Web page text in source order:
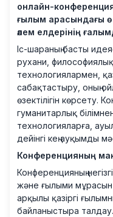
онлайн-
ғылым арасындағы
әлем елдерінің
Іс-шараның басты
рухани,
технологиялармен,
сабақтастыру, оның
өзектілігін көрсету.
гуманитарлық
технологияларға,
дейінгі кең ауқымды
Конференцияның
Конференцияның
және ғылыми мұрасын
арқылы қазіргі
байланыстыра